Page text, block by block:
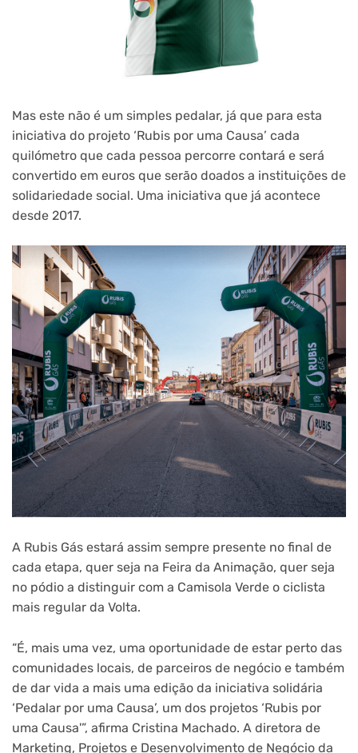
Mas este não é um simples pedalar, já que para esta
iniciativa do projeto ‘Rubis por uma Causa’ cada
quilómetro que cada pessoa percorre contará e será
convertido em euros que serão doados a instituições de
solidariedade social. Uma iniciativa que já acontece
desde 2017.
A Rubis Gás estará assim sempre presente no final de
cada etapa, quer seja na Feira da Animação, quer seja
no pódio a distinguir com a Camisola Verde o ciclista
mais regular da Volta.
“É, mais uma vez, uma oportunidade de estar perto das
comunidades locais, de parceiros de negócio e também
de dar vida a mais uma edição da iniciativa solidária
‘Pedalar por uma Causa’, um dos projetos ‘Rubis por
uma Causa'”, afirma Cristina Machado. A diretora de
Marketing, Projetos e Desenvolvimento de Negócio da